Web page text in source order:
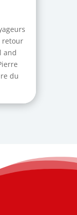
retour
and
du